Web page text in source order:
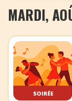
+ Ajouter un
MARDI,
SOIRÉE